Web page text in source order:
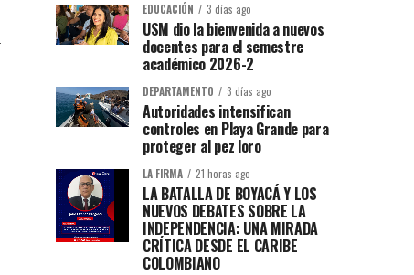
EDUCACIÓN 3 días ago
USM dio la bienvenida a nuevos
docentes para el semestre
académico 2026-2
DEPARTAMENTO 3 días ago
Autoridades intensifican
controles en Playa Grande para
proteger al pez loro
LA FIRMA 21 horas ago
LA BATALLA DE BOYACÁ Y LOS
NUEVOS DEBATES SOBRE LA
INDEPENDENCIA: UNA MIRADA
CRÍTICA DESDE EL CARIBE
COLOMBIANO